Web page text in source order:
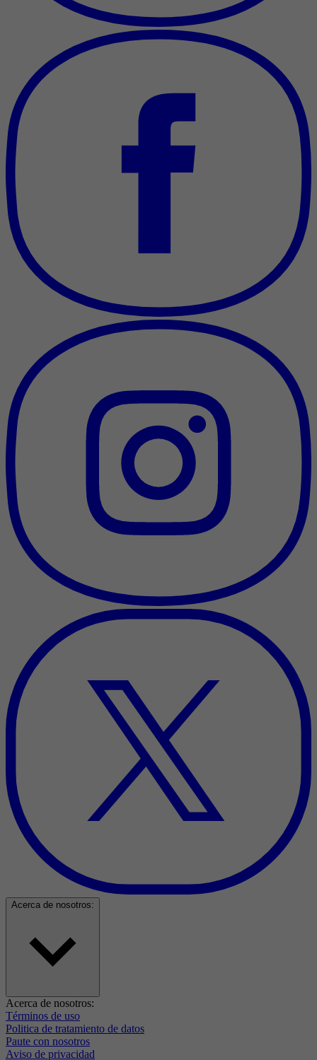
Acerca de nosotros:
Acerca de nosotros:
Términos de uso
Politica de tratamiento de datos
Paute con nosotros
Aviso de privacidad